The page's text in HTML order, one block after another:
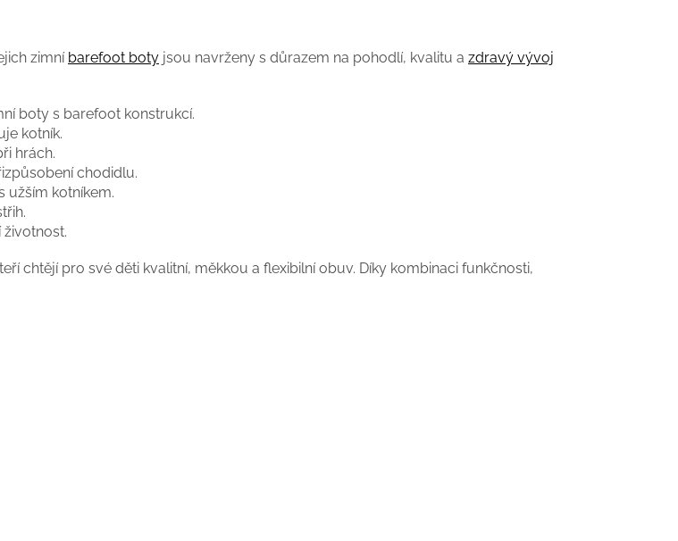
zimní barefoot boty jsou navrženy s důrazem na pohodlí, kvalitu a zdravý vývoj
boty s barefoot konstrukcí.
kotník.
hrách.
chodidlu.
užším kotníkem.
chtějí pro své děti kvalitní, měkkou a flexibilní obuv. Díky kombinaci funkčnosti,